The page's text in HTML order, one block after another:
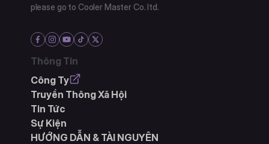
please go to Cooler Master Co. ltd.
Thông Tin
Công Ty
Truyền Thông Xã Hội
Tin Tức
Sự Kiện
HƯỚNG DẪN & TÀI NGUYÊN